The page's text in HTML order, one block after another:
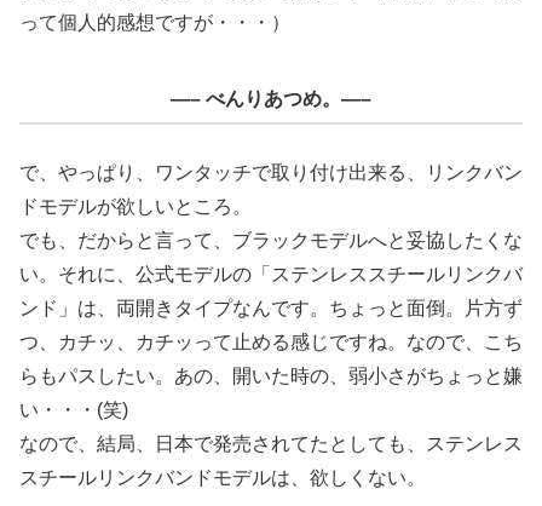
って個人的感想ですが・・・）
—– べんりあつめ。—–
で、やっぱり、ワンタッチで取り付け出来る、リンクバン
ドモデルが欲しいところ。
でも、だからと言って、ブラックモデルへと妥協したくな
い。それに、公式モデルの「ステンレススチールリンクバ
ンド」は、両開きタイプなんです。ちょっと面倒。片方ず
つ、カチッ、カチッって止める感じですね。なので、こち
らもパスしたい。あの、開いた時の、弱小さがちょっと嫌
い・・・(笑)
なので、結局、日本で発売されてたとしても、ステンレス
スチールリンクバンドモデルは、欲しくない。